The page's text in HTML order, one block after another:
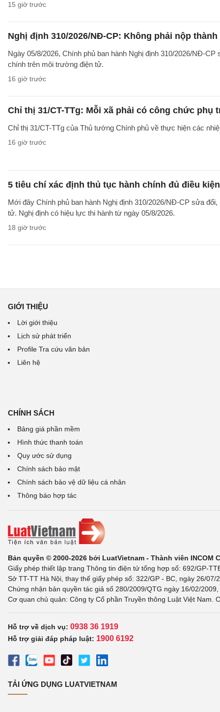
15 giờ trước
Nghị định 310/2026/NĐ-CP: Không phải nộp
Ngày 05/8/2026, Chính phủ ban hành Nghị định 310/2026/NĐ-
chính trên môi trường điện tử.
16 giờ trước
Chỉ thị 31/CT-TTg: Mỗi xã phải có công chức phụ
Chỉ thị 31/CT-TTg của Thủ tướng Chính phủ về thực hiện các
16 giờ trước
5 tiêu chí xác định thủ tục hành chính đủ điều
Mới đây Chính phủ ban hành Nghị định 310/2026/NĐ-CP sửa
tử. Nghị định có hiệu lực thi hành từ ngày 05/8/2026.
18 giờ trước
GIỚI THIỆU
Lời giới thiệu
Lịch sử phát triển
Profile Tra cứu văn bản
Liên hệ
CHÍNH SÁCH
Bảng giá phần mềm
Hình thức thanh toán
Quy ước sử dụng
Chính sách bảo mật
Chính sách bảo vệ dữ liệu cá nhân
Thông báo hợp tác
Bản quyền © 2000-2026 bởi LuatVietnam - Thành viên INCOM
Giấy phép thiết lập trang Thông tin điện tử tổng hợp số: 692/GP-
Sở TT-TT Hà Nội, thay thế giấy phép số: 322/GP - BC, ngày 26/
Chứng nhận bản quyền tác giả số 280/2009/QTG ngày 16/02/
Cơ quan chủ quản: Công ty Cổ phần Truyền thông Luật Việt Nam.
Hỗ trợ về dịch vụ: 0938 36 1919
Hỗ trợ giải đáp pháp luật: 1900 6192
TẢI ỨNG DỤNG LUATVIETNAM